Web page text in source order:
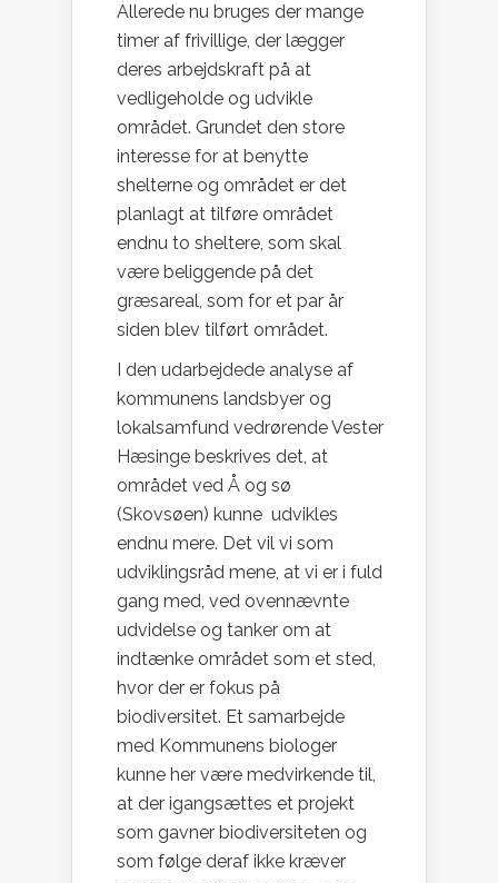
Allerede nu bruges der mange
timer af frivillige, der lægger
deres arbejdskraft på at
vedligeholde og udvikle
området. Grundet den store
interesse for at benytte
shelterne og området er det
planlagt at tilføre området
endnu to sheltere, som skal
være beliggende på det
græsareal, som for et par år
siden blev tilført området.
I den udarbejdede analyse af
kommunens landsbyer og
lokalsamfund vedrørende Vester
Hæsinge beskrives det, at
området ved Å og sø
(Skovsøen) kunne udvikles
endnu mere. Det vil vi som
udviklingsråd mene, at vi er i fuld
gang med, ved ovennævnte
udvidelse og tanker om at
indtænke området som et sted,
hvor der er fokus på
biodiversitet. Et samarbejde
med Kommunens biologer
kunne her være medvirkende til,
at der igangsættes et projekt
som gavner biodiversiteten og
som følge deraf ikke kræver